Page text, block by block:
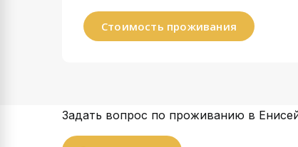
Стоимость проживания
Задать вопрос по проживанию в